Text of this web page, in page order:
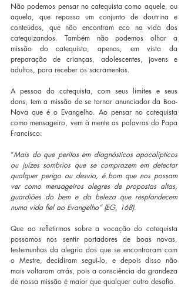
Não podemos pensar no catequista como aquele, ou
aquela, que repassa um conjunto de doutrina e
conteúdos, que não encontram eco na vida dos
catequizandos. Também não podemos olhar a
missão do catequista, apenas, em vista da
preparação de crianças, adolescentes, jovens e
adultos, para receber os sacramentos.
A pessoa do catequista, com seus limites e seus
dons, tem a missão de se tornar anunciador da Boa-
Nova que é o Evangelho. Ao pensar no catequista
como mensageiro, vem à mente as palavras do Papa
Francisco:
“Mais do que peritos em diagnósticos apocalípticos
ou juízes sombrios que se comprazem em detectar
qualquer perigo ou desvio, é bom que nos possam
ver como mensageiros alegres de propostas altas,
guardiões do bem e da beleza que resplandecem
numa vida fiel ao Evangelho” (EG, 168).
Que ao refletirmos sobre a vocação do catequista
possamos nos sentir portadores de boas novas,
testemunhas da alegria dos que se encontraram com
o Mestre, decidiram segui-lo, e depois disso não
mais voltaram atrás, pois a consciência da grandeza
de nossa missão é maior que qualquer outro desafio.